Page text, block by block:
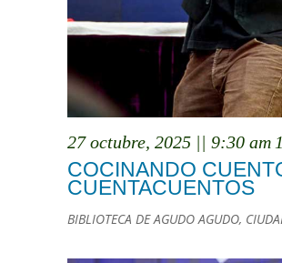
COCINANDO
CUENTACUENTOS
27 octubre, 2025 || 9:30 am
BIBLIOTECA DE AGUDOAGUDO,